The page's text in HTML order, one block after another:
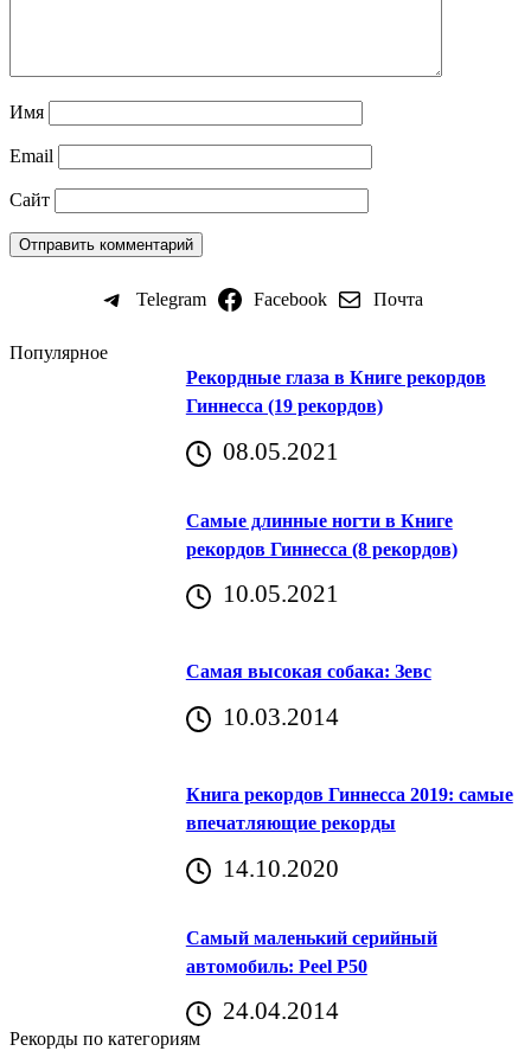
Имя
Email
Сайт
Telegram Facebook Почта
Популярное
Рекордные глаза в Книге рекордов
Гиннесса (19 рекордов)
08.05.2021
Самые длинные ногти в Книге
рекордов Гиннесса (8 рекордов)
10.05.2021
Самая высокая собака: Зевс
10.03.2014
Книга рекордов Гиннесса 2019: самые
впечатляющие рекорды
14.10.2020
Самый маленький серийный
автомобиль: Peel P50
24.04.2014
Рекорды по категориям